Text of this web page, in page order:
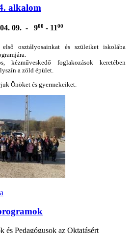
alkalom
04. 09. - 900 - 1100
osztályosainkat és szüleiket iskolába
foglakozások keretében
a zöld épület.
Önöket és gyermekeiket.
és Pedagógusok az Oktatásért